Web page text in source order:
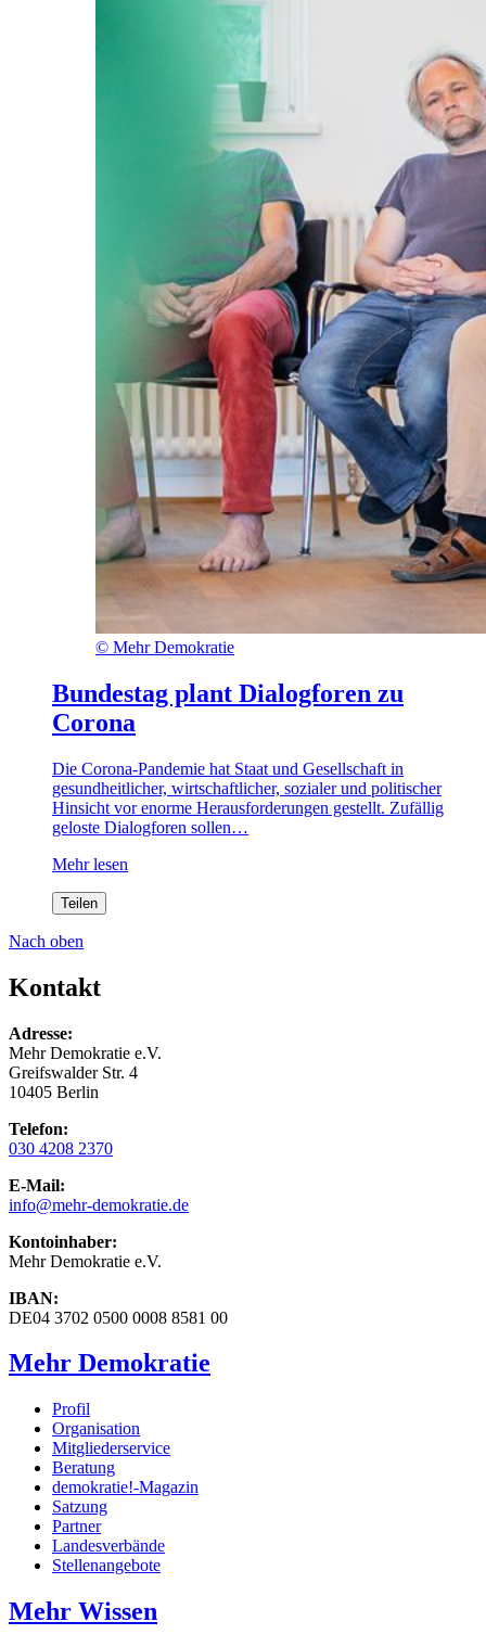
© Mehr Demokratie
Bundestag plant Dialogforen zu
Corona
Die Corona-Pandemie hat Staat und Gesellschaft in
gesundheitlicher, wirtschaftlicher, sozialer und politischer
Hinsicht vor enorme Herausforderungen gestellt. Zufällig
geloste Dialogforen sollen…
Mehr lesen
Teilen
Nach oben
Kontakt
Adresse:
Mehr Demokratie e.V.
Greifswalder Str. 4
10405 Berlin
Telefon:
030 4208 2370
E-Mail:
info@mehr-demokratie.de
Kontoinhaber:
Mehr Demokratie e.V.
IBAN:
DE04 3702 0500 0008 8581 00
Mehr Demokratie
Profil
Organisation
Mitgliederservice
Beratung
demokratie!-Magazin
Satzung
Partner
Landesverbände
Stellenangebote
Mehr Wissen